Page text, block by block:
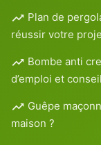
Plan de
réussir votre
Bombe anti
d’emploi et
Guêpe
maison ?